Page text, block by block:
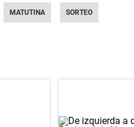
MATUTINA SORTEO